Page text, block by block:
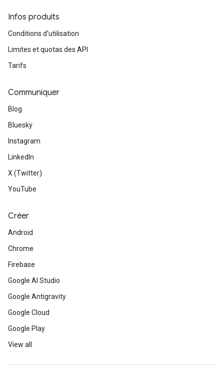
Infos produits
Conditions d'utilisation
Limites et quotas des API
Tarifs
Communiquer
Blog
Bluesky
Instagram
LinkedIn
X (Twitter)
YouTube
Créer
Android
Chrome
Firebase
Google AI Studio
Google Antigravity
Google Cloud
Google Play
View all